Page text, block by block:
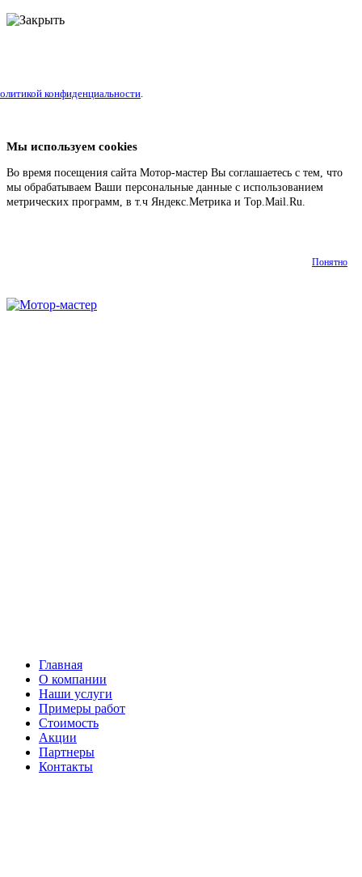
конфиденциальности.
Мы используем cookies
Во время посещения сайта Мотор-мастер Вы соглашаетесь с тем, что
мы обрабатываем Ваши персональные данные с использованием
метрических программ, в т.ч Яндекс.Метрика и Top.Mail.Ru.
Понятно
Главная
О компании
Наши услуги
Примеры работ
Стоимость
Акции
Партнеры
Контакты